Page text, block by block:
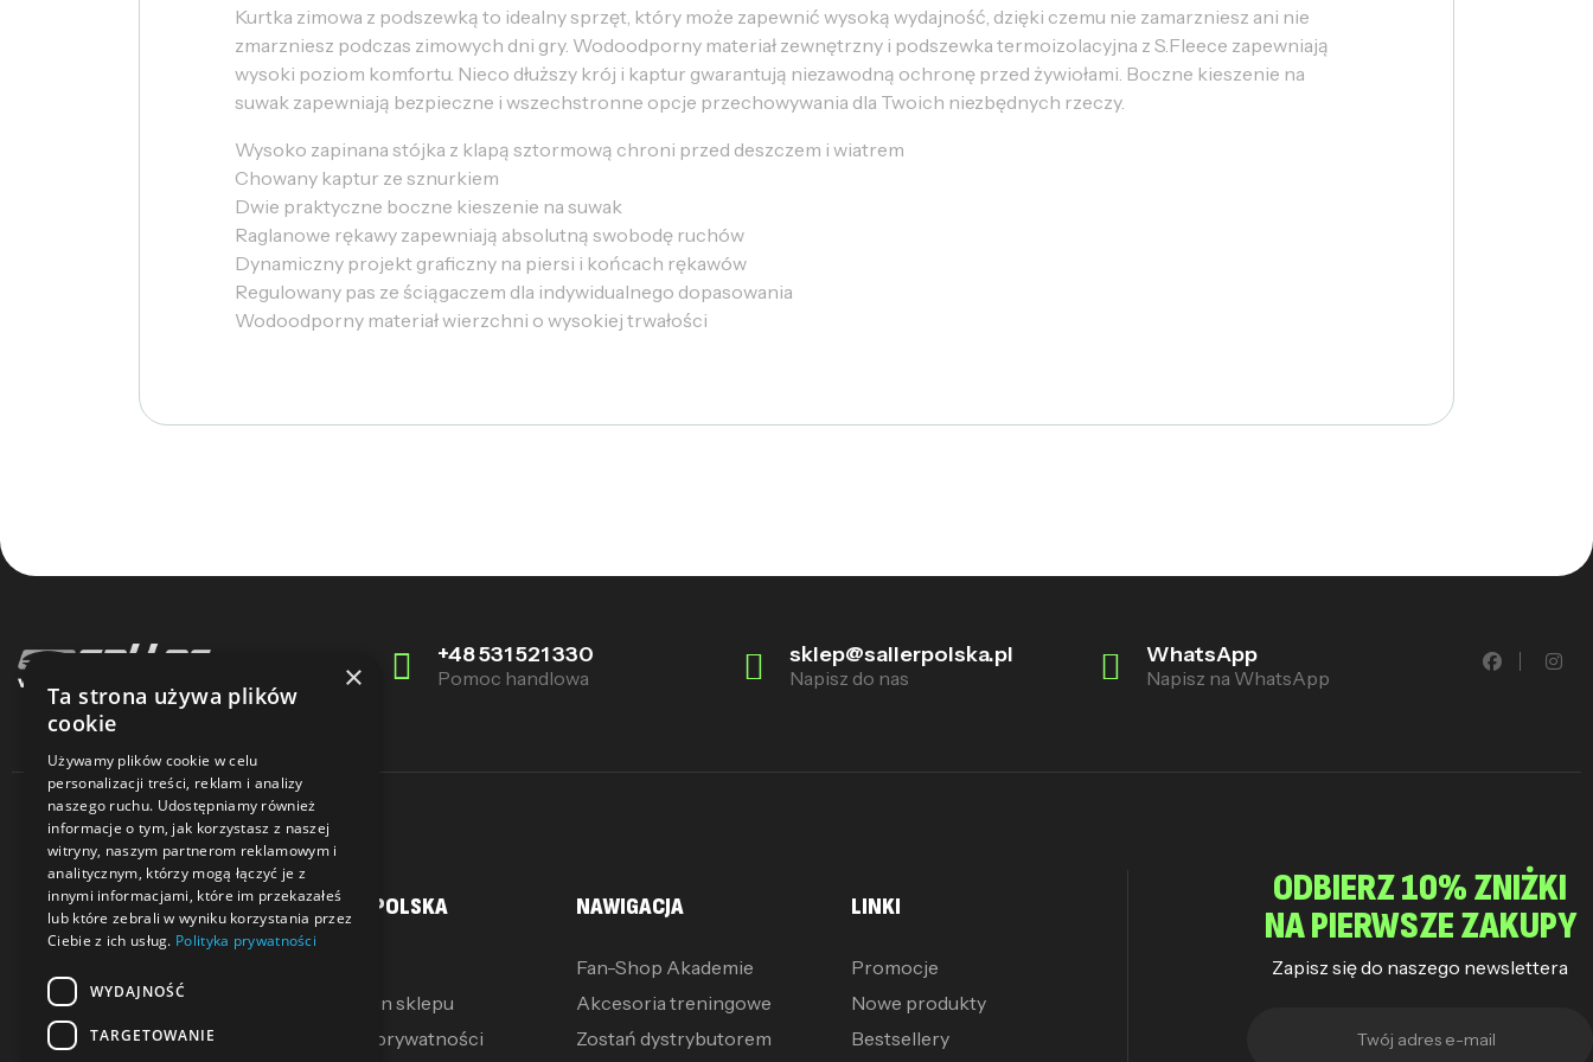
Kurtka zimowa z podszewką to idealny sprzęt, który może zapewnić wysoką wydajność, dzięki czemu nie zamarzniesz ani nie
zmarzniesz podczas zimowych dni gry. Wodoodporny materiał zewnętrzny i podszewka termoizolacyjna z S.Fleece zapewniają
wysoki poziom komfortu. Nieco dłuższy krój i kaptur gwarantują niezawodną ochronę przed żywiołami. Boczne kieszenie na
suwak zapewniają bezpieczne i wszechstronne opcje przechowywania dla Twoich niezbędnych rzeczy.
Wysoko zapinana stójka z klapą sztormową chroni przed deszczem i wiatrem
Chowany kaptur ze sznurkiem
Dwie praktyczne boczne kieszenie na suwak
Raglanowe rękawy zapewniają absolutną swobodę ruchów
Dynamiczny projekt graficzny na piersi i końcach rękawów
Regulowany pas ze ściągaczem dla indywidualnego dopasowania
Wodoodporny materiał wierzchni o wysokiej trwałości
+48 531 521 330
Pomoc handlowa
sklep@sallerpolska.pl
Napisz do nas
WhatsApp
Napisz na WhatsApp
MOJE KONTO
Moje pokwitowania
Mój koszyk
SALLER POLSKA
Regulamin sklepu
Polityka prywatności
NAWIGACJA
Fan-Shop Akademie
Akcesoria treningowe
Zostań dystrybutorem
LINKI
Promocje
Nowe produkty
Bestsellery
ODBIERZ 10% ZNIŻKI
NA PIERWSZE ZAKUPY
Zapisz się do naszego newslettera
×
Ta strona używa plików
cookie
Używamy plików cookie w celu
personalizacji treści, reklam i analizy
naszego ruchu. Udostępniamy również
informacje o tym, jak korzystasz z naszej
witryny, naszym partnerom reklamowym i
analitycznym, którzy mogą łączyć je z
innymi informacjami, które im przekazałeś
lub które zebrali w wyniku korzystania przez
Ciebie z ich usług. Polityka prywatności
WYDAJNOŚĆ
TARGETOWANIE